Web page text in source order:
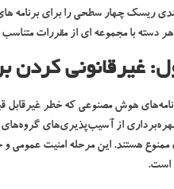
ریسک چهار سطحی را برای برنامه
با مجموعه ای از مقررات
غیرقانونی
هوش مصنوعی که خطر
بهره‌برداری از آسیب‌پذیری‌های
هستند. این مرحله امنیت عمومی و
است.